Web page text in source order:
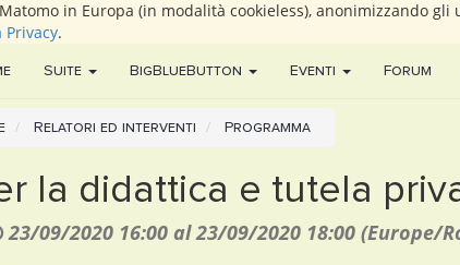
in Europa (in modalità cookieless), anonimizzando
.
Suite BigBlueButton Eventi Forum
Relatori ed interventi Programma
la didattica e tutela
23/09/2020 16:00 al23/09/2020 18:00 (Europe/